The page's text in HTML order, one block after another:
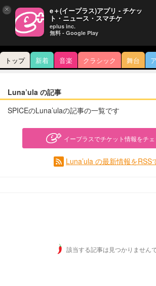
トップ 新着 音楽 クラシック 舞台
Luna’ula の記事
SPICEのLuna’ulaの記事の一覧です
イープラスでチケット情報をチェ
Luna’ula の最新情報をRSS
該当する記事は見つかりません
× e＋(イープラス)アプリ - チケッ
ト・ニュース・スマチケ
eplus inc.
無料 - Google Play